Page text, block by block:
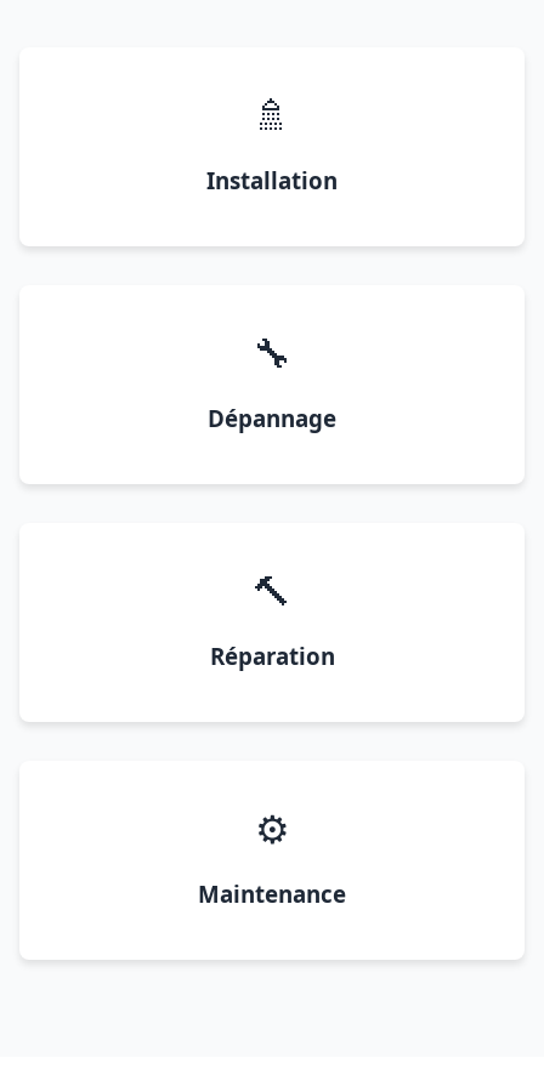
🚿
Installation
🔧
Dépannage
🔨
Réparation
⚙️
Maintenance